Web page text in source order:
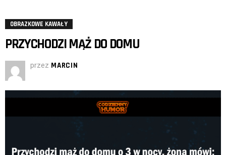
OBRAZKOWE KAWAŁY
PRZYCHODZI MĄŻ DO DOMU
przez MARCIN